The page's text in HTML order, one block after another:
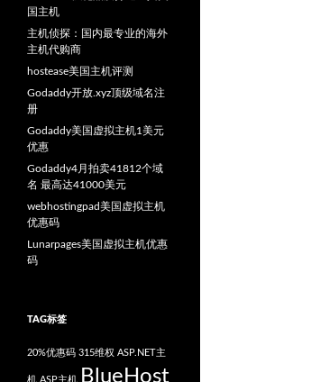
国主机
主机侦探：国内最专业的海外
主机代购商
hostease美国主机评测
Godaddy开放.xyz顶级域名注
册
Godaddy美国虚拟主机1美元
优惠
Godaddy4月拍卖41812个域
名 最高达41000美元
webhostingpad美国虚拟主机
优惠码
Lunarpages美国虚拟主机优惠
码
TAG标签
20%优惠码 315维权 ASP.NET主
机 ASP主机
BlueHost